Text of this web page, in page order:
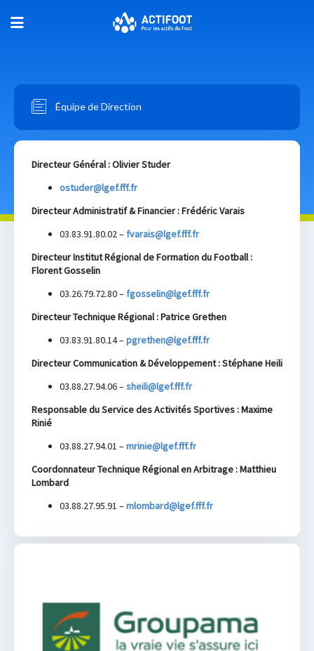
Équipe de Direction
Directeur Général : Olivier Studer
ostuder@lgef.fff.fr
Directeur Administratif & Financier : Frédéric Varais
03.83.91.80.02 – fvarais@lgef.fff.fr
Directeur Institut Régional de Formation du Football :
Florent Gosselin
03.26.79.72.80 – fgosselin@lgef.fff.fr
Directeur Technique Régional : Patrice Grethen
03.83.91.80.14 –pgrethen@lgef.fff.fr
Directeur Communication & Développement : Stéphane Heili
03.88.27.94.06 –sheili@lgef.fff.fr
Responsable du Service des Activités Sportives : Maxime
Rinié
03.88.27.94.01 –mrinie@lgef.fff.fr
Coordonnateur Technique Régional en Arbitrage : Matthieu
Lombard
03.88.27.95.91 –mlombard@lgef.fff.fr